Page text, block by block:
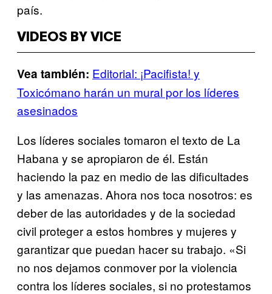
país.
VIDEOS BY VICE
Vea también: Editorial: ¡Pacifista! y
Toxicómano harán un mural por los líderes
asesinados
Los líderes sociales tomaron el texto de La
Habana y se apropiaron de él. Están
haciendo la paz en medio de las dificultades
y las amenazas. Ahora nos toca nosotros: es
deber de las autoridades y de la sociedad
civil proteger a estos hombres y mujeres y
garantizar que puedan hacer su trabajo. «Si
no nos dejamos conmover por la violencia
contra los líderes sociales, si no protestamos